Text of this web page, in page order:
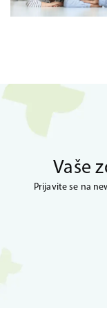
Vaše
Prijavite se na